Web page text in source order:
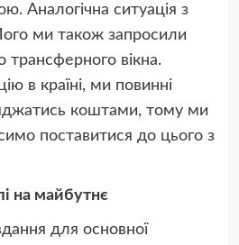
Аналогічна ситуація з
ми також запросили
трансферного вікна.
в країні, ми повинні
коштами, тому ми
поставитися до цього з
на майбутнє
для основної